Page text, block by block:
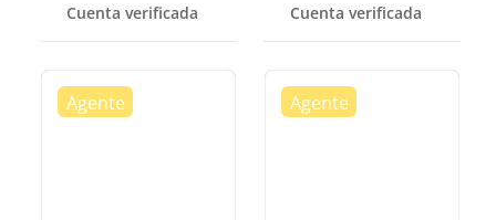
Cuenta verificada Cuenta verificada